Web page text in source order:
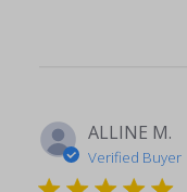
ALLINE M.
Verified Buyer